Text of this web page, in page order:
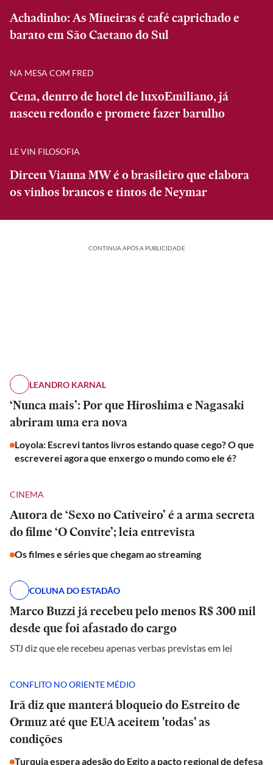
Achadinho: As Mineiras é café caprichado e
barato em São Caetano do Sul
NA MESA COM FRED
Cena, dentro de hotel de luxoEmiliano, já
nasceu redondo e promete fazer barulho
LE VIN FILOSOFIA
Dirceu Vianna MW é o brasileiro que elabora
os vinhos brancos e tintos de Neymar
CONTINUA APÓS A PUBLICIDADE
LEANDRO KARNAL
‘Nunca mais’: Por que Hiroshima e Nagasaki
abriram uma era nova
Loyola: Escrevi tantos livros estando quase cego? O que
escreverei agora que enxergo o mundo como ele é?
CINEMA
Autora de ‘Sexo no Cativeiro’ é a arma secreta
do filme ‘O Convite’; leia entrevista
Os filmes e séries que chegam ao streaming
COLUNA DO ESTADÃO
Marco Buzzi já recebeu pelo menos R$ 300 mil
desde que foi afastado do cargo
STJ diz que ele recebeu apenas verbas previstas em lei
CONFLITO NO ORIENTE MÉDIO
Irã diz que manterá bloqueio do Estreito de
Ormuz até que EUA aceitem 'todas' as
condições
Turquia espera adesão do Egito a pacto regional de defesa